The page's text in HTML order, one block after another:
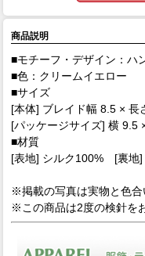
商品説明
■モチーフ・デザイン：ハ
■色：クリームイエロー
■サイズ
[本体] ブレイド幅 8.5 × 長
[パッケージサイズ] 横 9.5
■材質
[表地] シルク100% [裏地]
※掲載の写真は実物と色合
※この商品は2度の検針を